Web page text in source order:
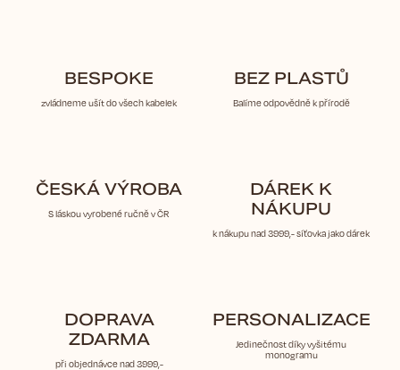
BESPOKE
zvládneme ušít do všech kabelek
BEZ PLASTŮ
Balíme odpovědně k přírodě
ČESKÁ VÝROBA
S láskou vyrobené ručně v ČR
DÁREK K
NÁKUPU
k nákupu nad 3999,- síťovka jako dárek
DOPRAVA
ZDARMA
při objednávce nad 3999,-
PERSONALIZACE
Jedinečnost díky vyšitému
monogramu